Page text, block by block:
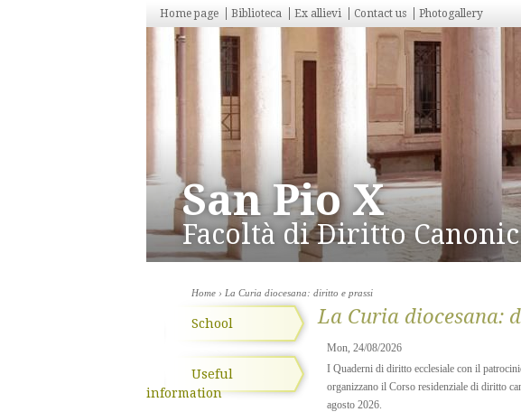
Home page Biblioteca Ex allievi Contact us Photogallery
San Pio X
Facoltà di Diritto
Home › La Curia diocesana: diritto e prassi
School
Useful
information
La Curia diocesana:
Mon, 24/08/2026
I Quaderni di diritto ecclesiale con il
organizzano il Corso residenziale di diritto
agosto 2026.